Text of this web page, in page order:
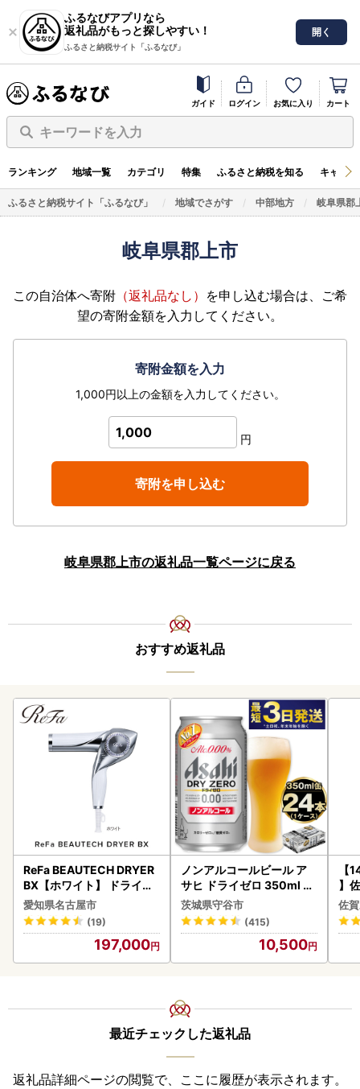
ふるなびアプリなら
返礼品がもっと探しやすい！
ふるさと納税サイト「ふるなび」
開く
ガイド ログイン お気に入り カート
キーワードを入力
ランキング 地域一覧 カテゴリ 特集 ふるさと納税を知る キャン
ふるさと納税サイト「ふるなび」 地域でさがす 中部地方 岐阜県郡
岐阜県郡上市
この自治体へ寄附 （返礼品なし） を申し込む場合は、ご希
望の寄附金額を入力してください。
寄附金額を入力
1,000円以上の金額を入力してください。
1,000 円
寄附を申し込む
岐阜県郡上市の返礼品一覧ページに戻る
おすすめ返礼品
ReFa BEAUTECH DRYER
BX【ホワイト】 ドライヤ
ー 美容 家電 ドライヤー リ
ファ
愛知県名古屋市
(19)
197,000
ノンアルコールビール ア
サヒ ドライゼロ 350ml 24
本 ノンアル ビール asashi
守谷市
茨城県守谷市
(415)
10,500
【
】
2
佐
最近チェックした返礼品
返礼品詳細ページの閲覧で、ここに履歴が表示されます。